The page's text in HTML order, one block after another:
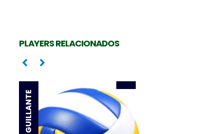
PLAYERS RELACIONADOS
Oposta